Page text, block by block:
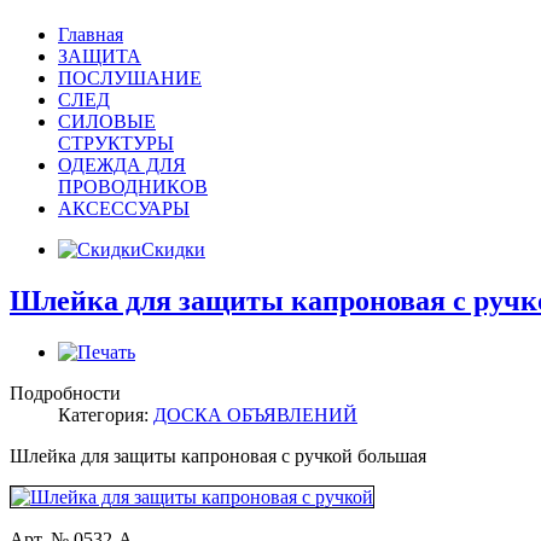
Главная
ЗАЩИТА
ПОСЛУШАНИЕ
СЛЕД
СИЛОВЫЕ
СТРУКТУРЫ
ОДЕЖДА ДЛЯ
ПРОВОДНИКОВ
АКСЕССУАРЫ
Скидки
Шлейка для защиты капроновая с
Подробности
Категория: ДОСКА ОБЪЯВЛЕНИЙ
Шлейка для защиты капроновая с ручкой большая